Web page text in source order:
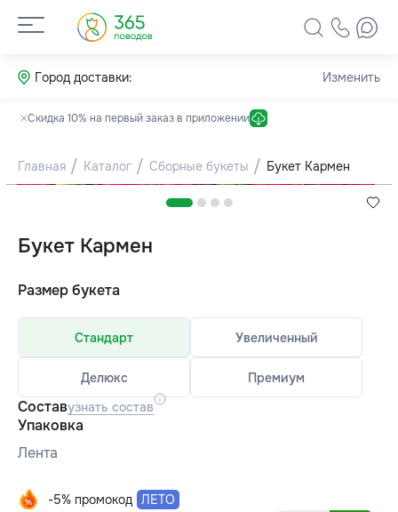
Город доставки: Изменить
Скидка 10% на первый заказ в приложении
Главная Каталог Сборные букеты Букет Кармен
Букет Кармен
Размер букета
Стандарт Увеличенный
Делюкс Премиум
Составузнать состав
Упаковка
Лента
-5% промокод ЛЕТО